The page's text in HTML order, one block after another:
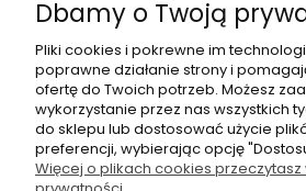
+48 605 141
Dbamy o Twoją
Pliki cookies i pokrewne im
poprawne działanie strony i
ofertę do Twoich potrzeb. Możesz
wykorzystanie przez nas wszystkich
do sklepu lub dostosować użycie
preferencji, wybierając opcję
Więcej o plikach cookies przeczytasz